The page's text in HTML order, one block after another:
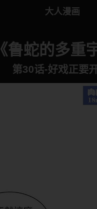
大人漫画
《鲁蛇的多重
第30话-好戏正要